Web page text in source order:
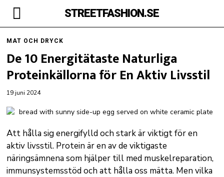
STREETFASHION.SE
MAT OCH DRYCK
De 10 Energitätaste Naturliga
Proteinkällorna för En Aktiv Livsstil
19 juni 2024
Att hålla sig energifylld och stark är viktigt för en
aktiv livsstil. Protein är en av de viktigaste
näringsämnena som hjälper till med muskelreparation,
immunsystemsstöd och att hålla oss mätta. Men vilka